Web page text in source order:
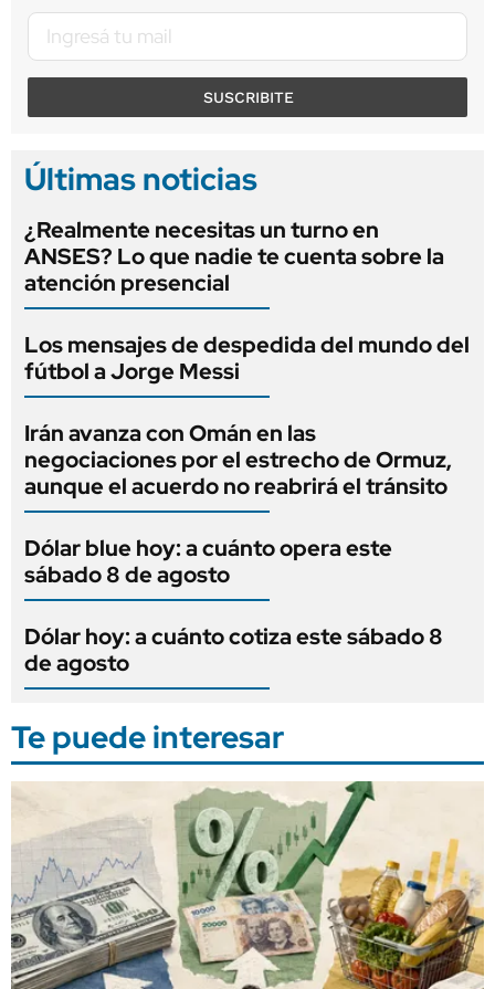
SUSCRIBITE
Últimas noticias
¿Realmente necesitas un turno en
ANSES? Lo que nadie te cuenta sobre la
atención presencial
Los mensajes de despedida del mundo del
fútbol a Jorge Messi
Irán avanza con Omán en las
negociaciones por el estrecho de Ormuz,
aunque el acuerdo no reabrirá el tránsito
Dólar blue hoy: a cuánto opera este
sábado 8 de agosto
Dólar hoy: a cuánto cotiza este sábado 8
de agosto
Te puede interesar